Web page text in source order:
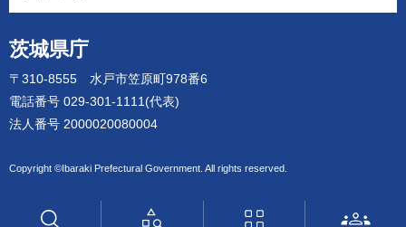
茨城県庁
〒310-8555 水戸市笠原町978番6
電話番号 029-301-1111(代表)
法人番号 2000020080004
Copyright ©Ibaraki Prefectural Government. All rights reserved.